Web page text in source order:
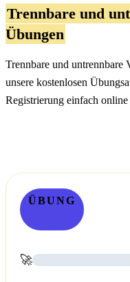
Trennbare und
Übungen
Trennbare und
unsere kostenlosen
Registrierung einfach online
ÜBUNG
🚀